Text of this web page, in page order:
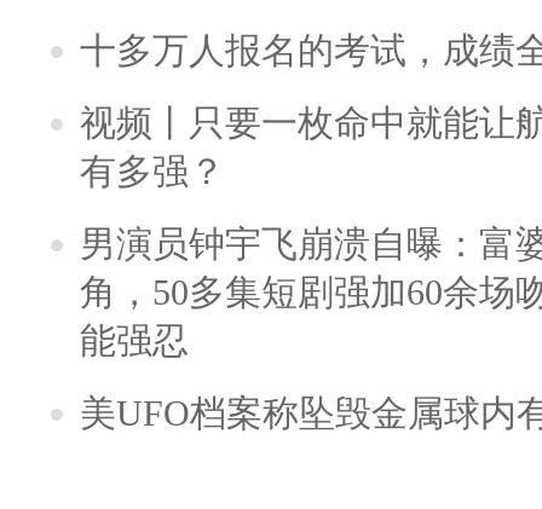
十多万人报名的考试，成绩
视频丨只要一枚命中就能让
有多强？
男演员钟宇飞崩溃自曝：富
角，50多集短剧强加60余场
能强忍
美UFO档案称坠毁金属球内